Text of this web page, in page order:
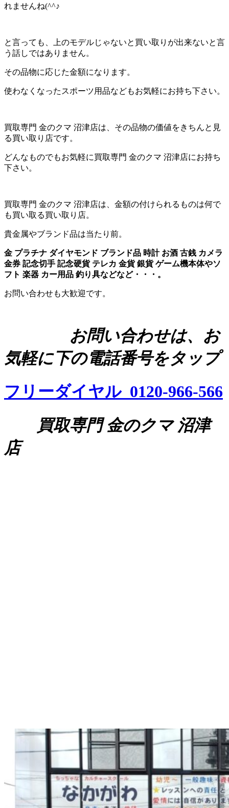
れませんね(^^♪
と言っても、上のモデルじゃないと買い取りが出来ないと言
う話しではありません。
その品物に応じた金額になります。
使わなくなったスポーツ用品などもお気軽にお持ち下さい。
買取専門 金のクマ 沼津店は、その品物の価値をきちんと見
る買い取り店です。
どんなものでもお気軽に買取専門 金のクマ 沼津店にお持ち
下さい。
買取専門 金のクマ 沼津店は、金額の付けられるものは何で
も買い取る買い取り店。
貴金属やブランド品は当たり前。
金 プラチナ ダイヤモンド ブランド品 時計 お酒 古銭 カメラ
金券 記念切手 記念硬貨 テレカ 金貨 銀貨 ゲーム機本体やソ
フト 楽器 カー用品 釣り具などなど・・・。
お問い合わせも大歓迎です。
お問い合わせは、お
気軽に下の電話番号をタップ
フリーダイヤル 0120-966-566
買取専門 金のクマ 沼津
店